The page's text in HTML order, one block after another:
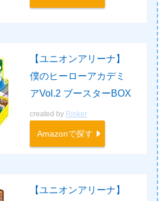
【ユニオンアリーナ】
僕のヒーローアカデミ
アVol.2 ブースターBOX
created by Rinker
Amazonで探す
【ユニオンアリーナ】